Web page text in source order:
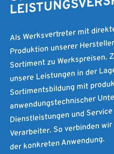
Als Werksvertreter mit
Produktion unserer
Sortiment zu
unsere Leistungen in der
Sortimentsbildung mit
anwendungstechnischer
Dienstleistungen und
Verarbeiter. So verbinden
der konkreten Anwendung.